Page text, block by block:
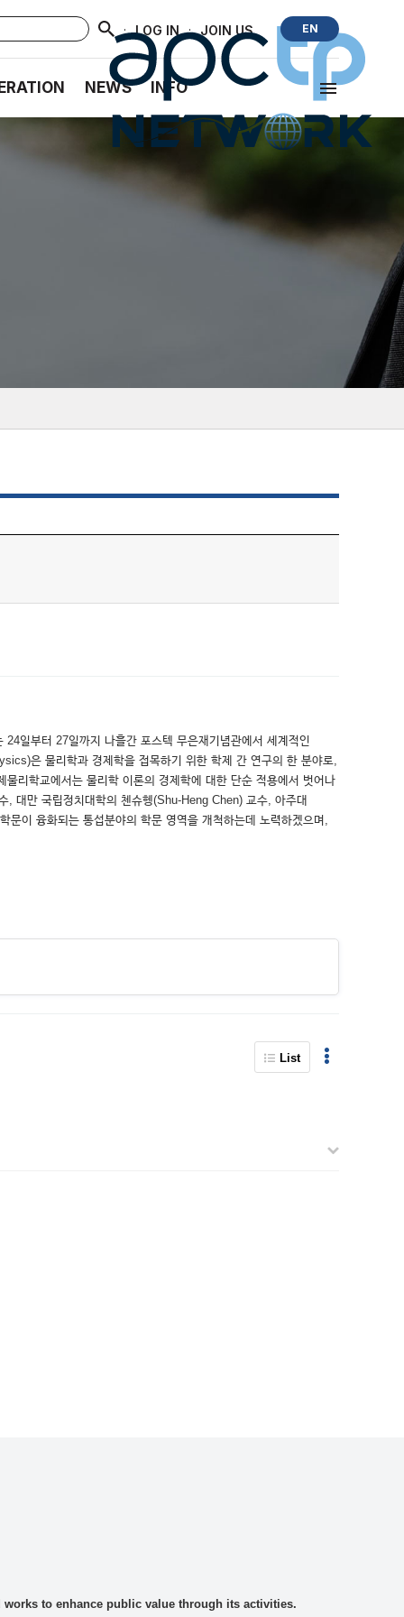
· LOG IN · JOIN US EN
NEWS INFO
일부터 27일까지 나흘간 포스텍 무은재기념관에서 세계적인
은 물리학과 경제학을 접목하기 위한 학제 간 연구의 한 분야로,
리학교에서는 물리학 이론의 경제학에 대한 단순 적용에서 벗어나
, 대만 국립정치대학의 첸슈헹(Shu-Heng Chen) 교수, 아주대
문이 융화되는 통섭분야의 학문 영역을 개척하는데 노력하겠으며,
List
to enhance public value through its activities.